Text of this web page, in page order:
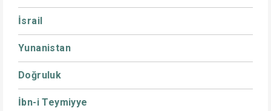
İsrail
Yunanistan
Doğruluk
İbn-i Teymiyye